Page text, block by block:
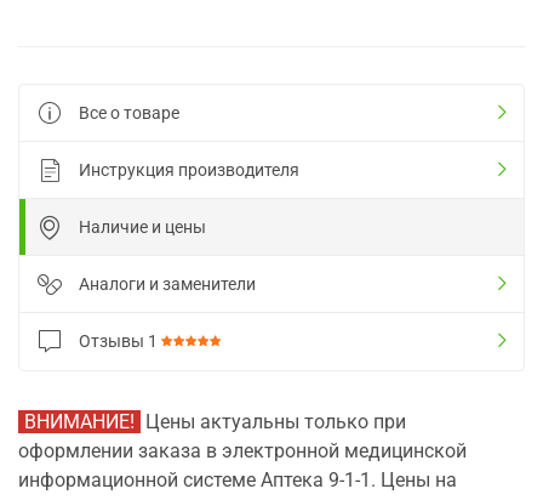
Все о товаре
Инструкция производителя
Наличие и цены
Аналоги и заменители
Отзывы 1
ВНИМАНИЕ! Цены актуальны только при
оформлении заказа в электронной медицинской
информационной системе Аптека 9-1-1. Цены на